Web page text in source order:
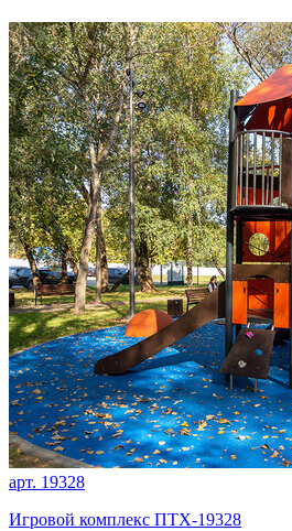
арт. 19328
Игровой комплекс ПТХ-19328